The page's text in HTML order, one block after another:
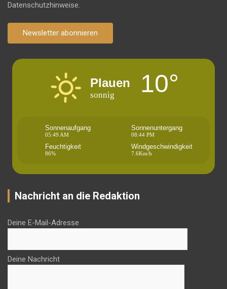
Datenschutzhinweise.
Newsletter abonnieren
Plauen
sonnig 10°
Sonnenaufgang
05:49 AM
Sonnenuntergang
08:44 PM
Feuchtigkeit
86%
Windgeschwindigkeit
7.6Km/h
Nachricht an die Redaktion
Deine E-Mail-Adresse
Deine Nachricht